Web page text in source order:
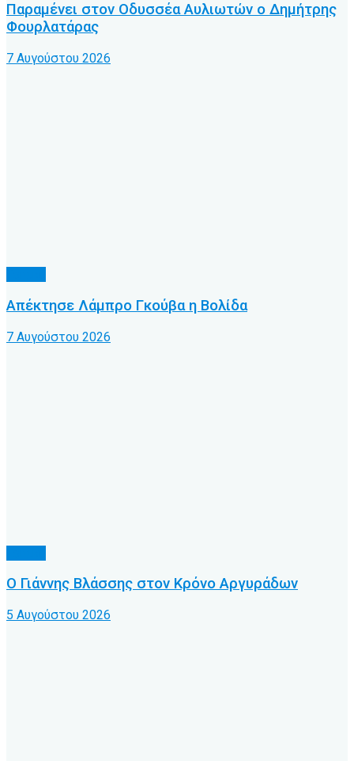
Παραμένει στον Οδυσσέα Αυλιωτών ο Δημήτρης
Φουρλατάρας
7 Αυγούστου 2026
Απέκτησε Λάμπρο Γκούβα η Βολίδα
7 Αυγούστου 2026
Ο Γιάννης Βλάσσης στον Κρόνο Αργυράδων
5 Αυγούστου 2026